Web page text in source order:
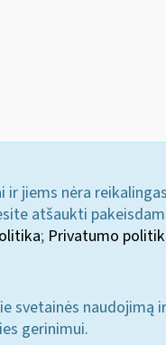
jiems nėra reikalingas
atšaukti
; Privatumo
svetainės naudojimą ir
gerinimui.